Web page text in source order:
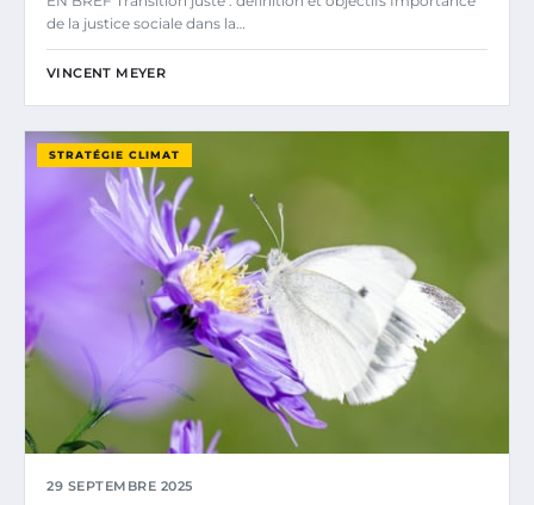
de la justice sociale dans la…
VINCENT MEYER
STRATÉGIE CLIMAT
29 SEPTEMBRE 2025